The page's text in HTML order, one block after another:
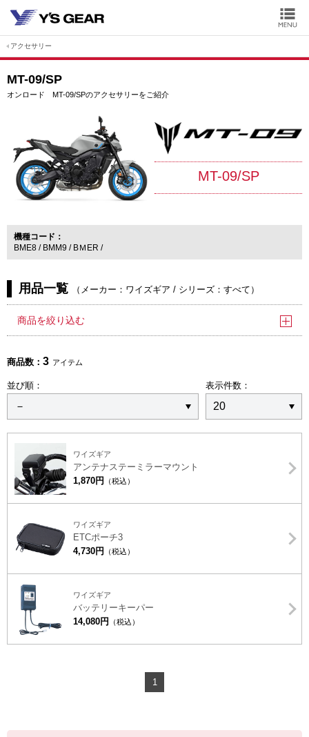
アクセサリー
MT-09/SP
オンロード MT-09/SPのアクセサリーをご紹介
MT-09/SP
機種コード
BME8
BMM9 BＭER
用品一覧 （ メーカー：ワイズギア / シリーズ：すべて ）
商品を絞り込む
商品数： 3 アイテム
並び順： 表示件数：
ワイズギア
アンテナステーミラーマウント
1,870円
（税込）
ワイズギア
ETCポーチ3
4,730円
（税込）
ワイズギア
バッテリーキーパー
14,080円
（税込）
1